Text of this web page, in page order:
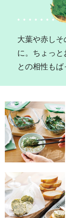
大葉や赤し
に。ちょっ
との相性もば